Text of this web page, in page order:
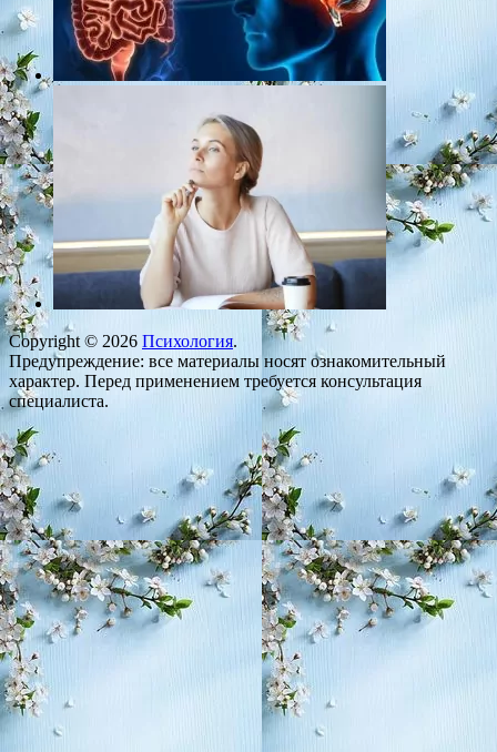
Copyright © 2026 Психология.
Предупреждение: все материалы носят ознакомительный
характер. Перед применением требуется консультация
специалиста.